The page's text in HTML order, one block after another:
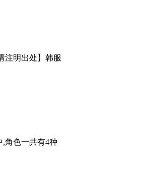
注明出处】韩服
角色一共有4种